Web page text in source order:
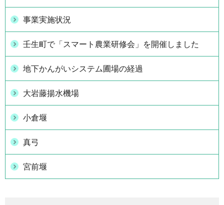
事業実施状況
壬生町で「スマート農業研修会」を開催しました
地下かんがいシステム圃場の経過
大岩藤揚水機場
小倉堰
真弓
宮前堰